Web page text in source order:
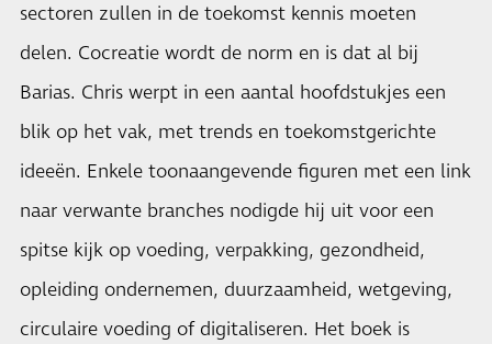
sectoren zullen in de toekomst kennis moeten
delen. Cocreatie wordt de norm en is dat al bij
Barias. Chris werpt in een aantal hoofdstukjes een
blik op het vak, met trends en toekomstgerichte
ideeën. Enkele toonaangevende figuren met een link
naar verwante branches nodigde hij uit voor een
spitse kijk op voeding, verpakking, gezondheid,
opleiding ondernemen, duurzaamheid, wetgeving,
circulaire voeding of digitaliseren. Het boek is